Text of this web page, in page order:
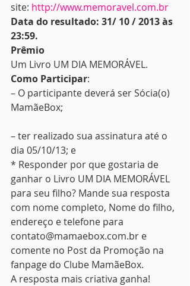
site: http://www.memoravel.com.br
Data do resultado: 31/ 10 / 2013 às
23:59.
Prêmio
Um Livro UM DIA MEMORÁVEL.
Como Participar:
– O participante deverá ser Sócia(o)
MamãeBox;
– ter realizado sua assinatura até o
dia 05/10/13; e
* Responder por que gostaria de
ganhar o Livro UM DIA MEMORÁVEL
para seu filho? Mande sua resposta
com nome completo, Nome do filho,
endereço e telefone para
contato@mamaebox.com.br e
comente no Post da Promoção na
fanpage do Clube MamãeBox.
A resposta mais criativa ganha!